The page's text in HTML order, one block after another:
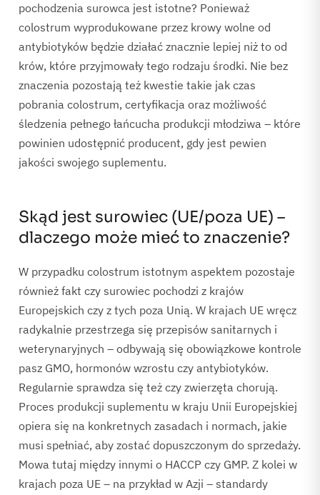
pochodzenia surowca jest istotne? Ponieważ
colostrum wyprodukowane przez krowy wolne od
antybiotyków będzie działać znacznie lepiej niż to od
krów, które przyjmowały tego rodzaju środki. Nie bez
znaczenia pozostają też kwestie takie jak czas
pobrania colostrum, certyfikacja oraz możliwość
śledzenia pełnego łańcucha produkcji młodziwa – które
powinien udostępnić producent, gdy jest pewien
jakości swojego suplementu.
Skąd jest surowiec (UE/poza UE) –
dlaczego może mieć to znaczenie?
W przypadku colostrum istotnym aspektem pozostaje
również fakt czy surowiec pochodzi z krajów
Europejskich czy z tych poza Unią. W krajach UE wręcz
radykalnie przestrzega się przepisów sanitarnych i
weterynaryjnych – odbywają się obowiązkowe kontrole
pasz GMO, hormonów wzrostu czy antybiotyków.
Regularnie sprawdza się też czy zwierzęta chorują.
Proces produkcji suplementu w kraju Unii Europejskiej
opiera się na konkretnych zasadach i normach, jakie
musi spełniać, aby zostać dopuszczonym do sprzedaży.
Mowa tutaj między innymi o HACCP czy GMP. Z kolei w
krajach poza UE – na przykład w Azji – standardy